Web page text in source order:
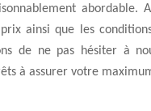
abordable.
ainsi que les
de ne pas hésiter à
à assurer votre